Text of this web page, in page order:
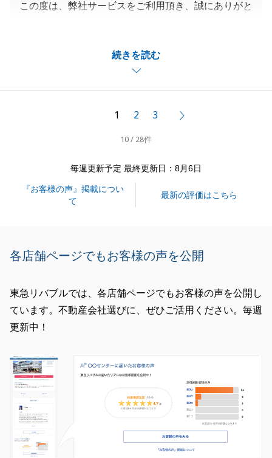
続きを読む
この度は、弊社サービスをご利用頂き、誠にありがと
となりましたが、具体的な活動になってからは、非常
にスピーディーに諸々ご対応・ご協力を頂き、早々に
成就することができました。ありがとうございまし
ることができ、取引に至り、ご満足を頂けたようで、
今後も、不動産に関連するご相談がございましたら、
いつでも、お気軽にお問合せください。
この度は、大変お世話になりました。ありがとうござ
1 2 3
10 / 28件
毎週更新予定 最終更新日：8月6日
『お客様の声』掲載につい
て
最新の評価はこちら
各店舗ページでもお客様の声を公開
東急リバブルでは、各店舗ページでもお客様の声を公開し
ています。不動産会社選びに、ぜひご活用ください。毎週
更新中！